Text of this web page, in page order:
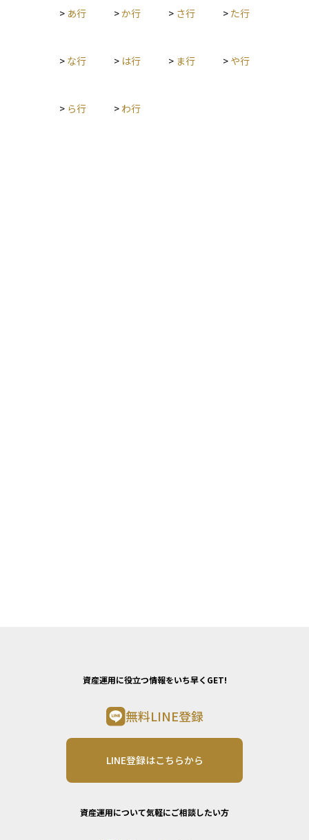
です。配当金を受け取ることで保険の実質利回りを高めたり、
みを理解したうえで契約を検討することが望ましいです。
> あ行 >か行 > さ行 > た行
> な行 > は行 > ま行 > や行
> ら行 > わ行
資産運用に役立つ情報をいち早くGET!
無料LINE登録
LINE登録はこちらから
資産運用について気軽にご相談したい方